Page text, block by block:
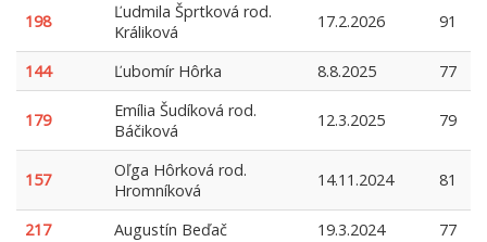
198
Ľudmila Šprtková rod.
Králiková
17.2.2026 91
144 Ľubomír Hôrka 8.8.2025 77
179
Emília Šudíková rod.
Báčiková
12.3.2025 79
157
Oľga Hôrková rod.
Hromníková
14.11.2024 81
217 Augustín Beďač 19.3.2024 77